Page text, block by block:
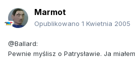
Marmot
Opublikowano 1 Kwietnia 2005
@Ballard:
Pewnie myślisz o Patrysławie. Ja